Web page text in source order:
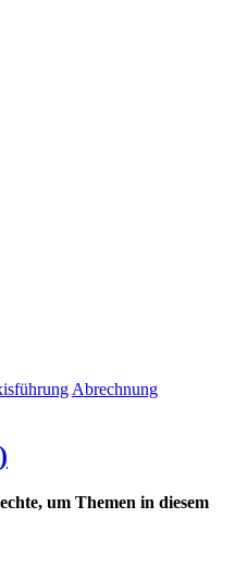
Abrechnung
um Themen in diesem